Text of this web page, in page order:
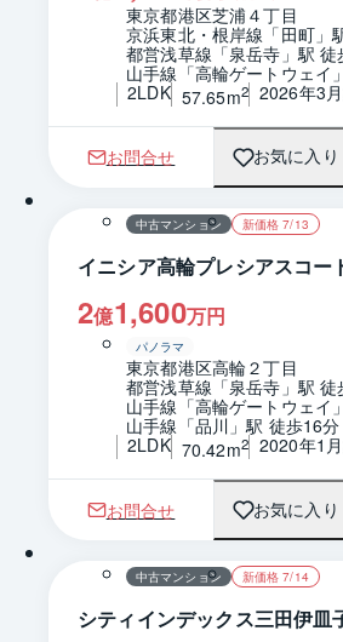
東京都港区芝浦４丁目
京浜東北・根岸線「田町」
都営浅草線「泉岳寺」駅 徒
山手線「高輪ゲートウェイ
2LDK 57.65m2 2026年3
お問合せ お気に入
1 / 0
中古マンション 新価格 7/13
イニシア高輪プレシアスコー
2億1,600万円
パノラマ
東京都港区高輪２丁目
都営浅草線「泉岳寺」駅 徒
山手線「高輪ゲートウェイ
山手線「品川」駅 徒歩16分
2LDK 70.42m2 2020年1
お問合せ お気に入
1 / 0
中古マンション 新価格 7/14
シティインデックス三田伊皿